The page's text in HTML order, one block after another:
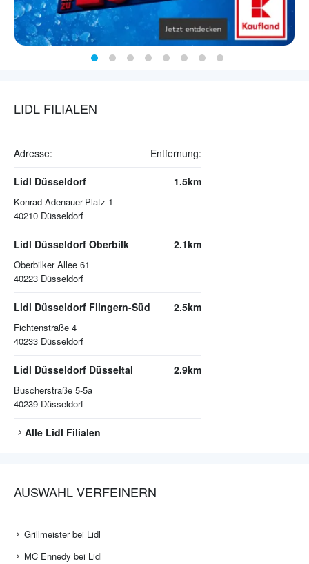
LIDL FILIALEN
Adresse: Entfernung:
Lidl Düsseldorf
Konrad-Adenauer-Platz 1
40210 Düsseldorf
1.5km
Lidl Düsseldorf Oberbilk
Oberbilker Allee 61
40223 Düsseldorf
2.1km
Lidl Düsseldorf Flingern-Süd
Fichtenstraße 4
40233 Düsseldorf
2.5km
Lidl Düsseldorf Düsseltal
Buscherstraße 5-5a
40239 Düsseldorf
2.9km
Alle Lidl Filialen
AUSWAHL VERFEINERN
Grillmeister bei Lidl
MC Ennedy bei Lidl